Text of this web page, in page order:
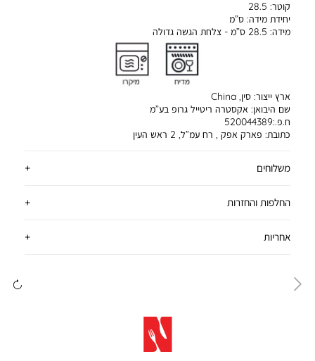
קוטר: 28.5
יחידת מידה: ס”מ
מידה: 28.5 ס”מ - צלחת הגשה גדולה
ארץ ייצור: סין, China
שם היבואן: אקסטרה ריטייל גרופ בע”מ
ח.פ.:520044389
כתובת: פארק אפק , רח עמ”ל, 2 ראש העין
משלוחים
החלפות והחזרות
אחריות